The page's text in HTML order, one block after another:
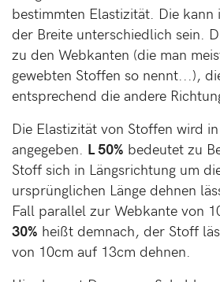
bestimmten Elastizität. Die kann
der Breite unterschiedlich sein.
zu den Webkanten (die man
gewebten Stoffen so nennt...),
entsprechend die andere
Die Elastizität von Stoffen wird
angegeben. L 50% bedeutet zu
Stoff sich in Längsrichtung um
ursprünglichen Länge dehnen
Fall parallel zur Webkante von
30% heißt demnach, der Stoff
von 10cm auf 13cm dehnen.